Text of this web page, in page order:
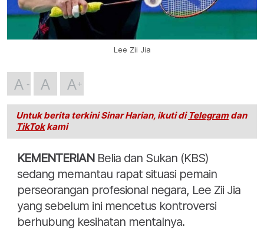
Lee Zii Jia
A A A
Untuk berita terkini Sinar Harian, ikuti di Telegramdan
TikTokkami
KEMENTERIAN Belia dan Sukan (KBS)
sedang memantau rapat situasi pemain
perseorangan profesional negara, Lee Zii Jia
yang sebelum ini mencetus kontroversi
berhubung kesihatan mentalnya.